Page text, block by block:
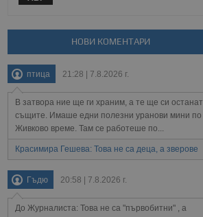
НОВИ КОМЕНТАРИ
птица 21:28 | 7.8.2026 г.
В затвора ние ще ги храним, а те ще си останат
същите. Имаше едни полезни уранови мини по
Живково време. Там се работеше по...
Красимира Гешева: Това не са деца, а зверове
Гъдю 20:58 | 7.8.2026 г.
До Журналиста: Това не са "първобитни" , а
поведение и
на сайта. Тя
с
на сайта.
взаимодействия
и потребителския
събиране на данни
за
се
на тестване.
данни,
на посещенията,
били заредени.
опит.
на прегледи на
тя може
новата или
на сайта. Тя
която е
на социалните